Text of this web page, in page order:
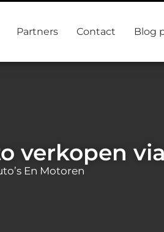
Partners Contact Blog
verkopen
En Motoren